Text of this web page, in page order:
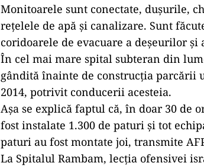
Monitoarele sunt conectate, dușurile,
rețelele de apă și canalizare. Sunt
coridoarele de evacuare a deșeurilor și
În cel mai mare spital subteran din
gândită înainte de construcția parcării
2014, potrivit conducerii acesteia.
Așa se explică faptul că, în doar 30 de
fost instalate 1.300 de paturi și tot
paturi au fost montate joi, transmite
La Spitalul Rambam, lecția ofensivei